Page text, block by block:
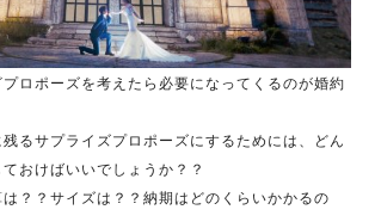
ロポーズを考えたら必要になってくるのが婚約
るサプライズプロポーズにするためには、どん
おけばいいでしょうか？？
？？サイズは？？納期はどのくらいかかるの